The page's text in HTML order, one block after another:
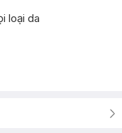
loại da